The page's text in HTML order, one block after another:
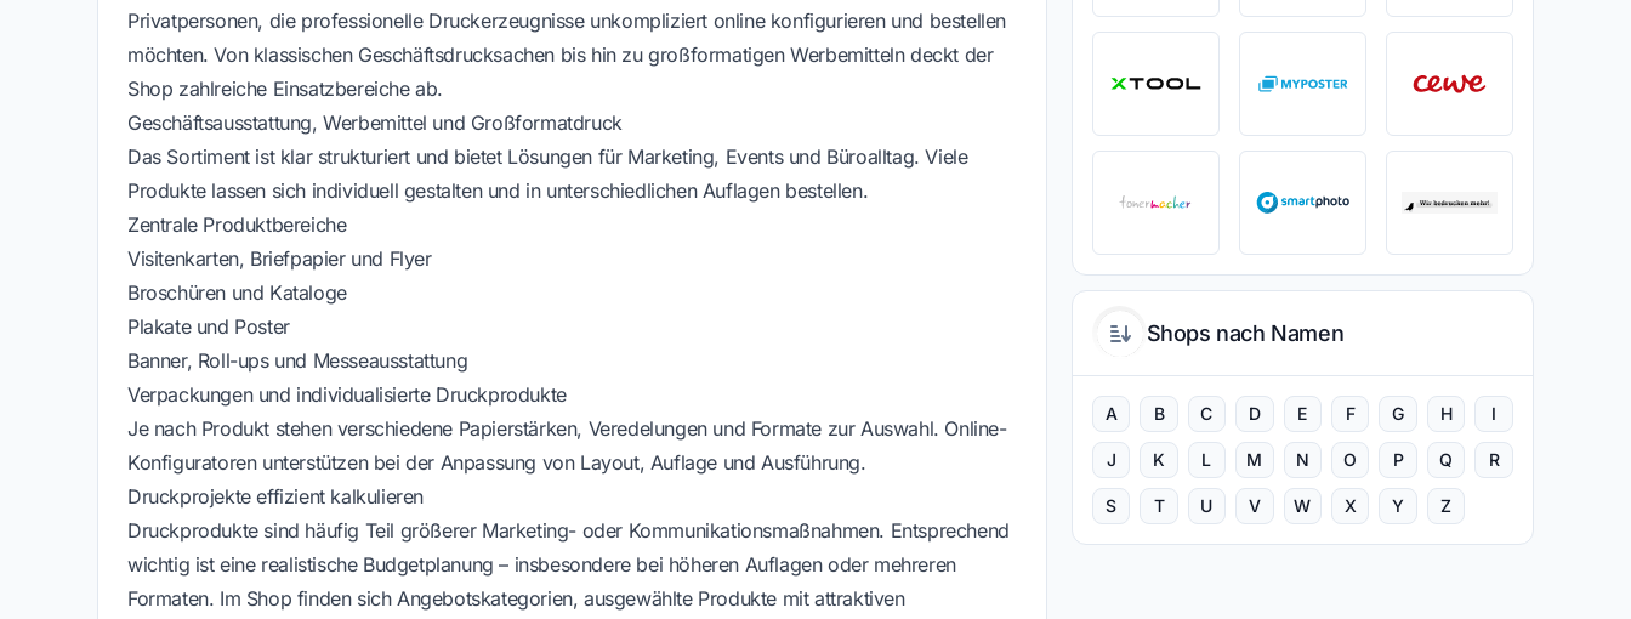
Privatpersonen, die professionelle Druckerzeugnisse unkompliziert online konfigurieren und bestellen
möchten. Von klassischen Geschäftsdrucksachen bis hin zu großformatigen Werbemitteln deckt der
Shop zahlreiche Einsatzbereiche ab.
Geschäftsausstattung, Werbemittel und Großformatdruck
Das Sortiment ist klar strukturiert und bietet Lösungen für Marketing, Events und Büroalltag. Viele
Produkte lassen sich individuell gestalten und in unterschiedlichen Auflagen bestellen.
Zentrale Produktbereiche
Visitenkarten, Briefpapier und Flyer
Broschüren und Kataloge
Plakate und Poster
Banner, Roll-ups und Messeausstattung
Verpackungen und individualisierte Druckprodukte
Je nach Produkt stehen verschiedene Papierstärken, Veredelungen und Formate zur Auswahl. Online-
Konfiguratoren unterstützen bei der Anpassung von Layout, Auflage und Ausführung.
Druckprojekte effizient kalkulieren
Druckprodukte sind häufig Teil größerer Marketing- oder Kommunikationsmaßnahmen. Entsprechend
wichtig ist eine realistische Budgetplanung – insbesondere bei höheren Auflagen oder mehreren
Formaten. Im Shop finden sich Angebotskategorien, ausgewählte Produkte mit attraktiven
Shops nach Namen
A B C D E F G H I
J K L M N O P Q R
S T U V W X Y Z